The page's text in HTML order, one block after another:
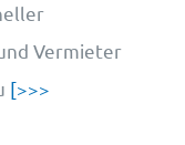
Vermieter
[>>>